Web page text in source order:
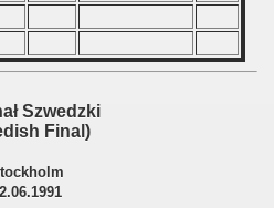
Szwedzki
Final)